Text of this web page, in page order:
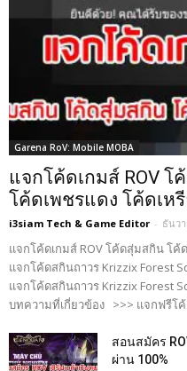
Garena RoV: Mobile MOBA
แจกโค้ดเกมส์ ROV
โค้ดเพชรแดง โค้ดเห
i3siam Tech & Game Editor - ธันว
แจกโค้ดเกมส์ ROV โค้ดสุ่มสกิน โ
แจกโค้ดสกินถาวร Krizzix Forest
แจกโค้ดสกินถาวร Krizzix Forest
บทความที่เกี่ยวข้อง >>> แจกฟรีโค้
สอนสมัคร
ผ่าน 100%